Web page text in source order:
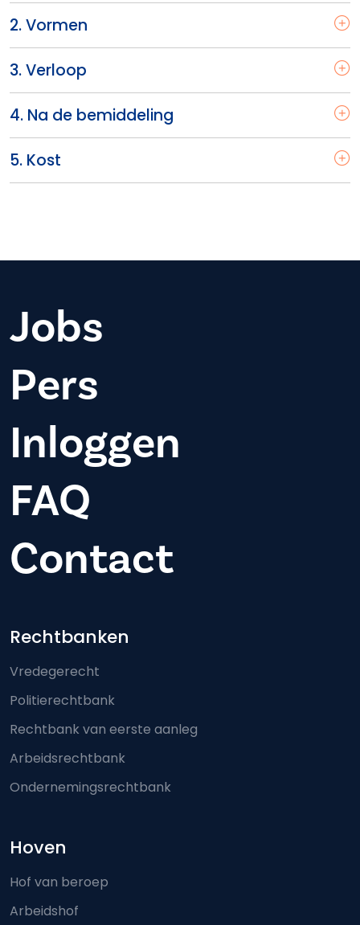
2. Vormen
3. Verloop
4. Na de bemiddeling
5. Kost
Jobs
Pers
Inloggen
FAQ
Contact
Footer-menu
Rechtbanken
Vredegerecht
Politierechtbank
Rechtbank van eerste aanleg
Arbeidsrechtbank
Ondernemingsrechtbank
Hoven
Hof van beroep
Arbeidshof